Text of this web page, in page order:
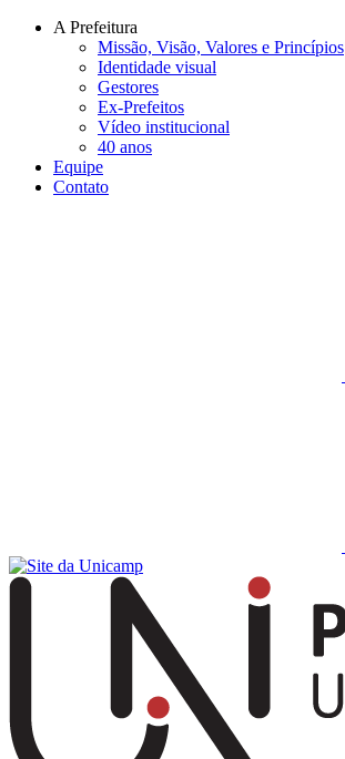
Conteúdo principal
A Prefeitura
Missão, Visão, Valores e Princípios
Identidade visual
Gestores
Ex-Prefeitos
Vídeo institucional
40 anos
Equipe
Contato